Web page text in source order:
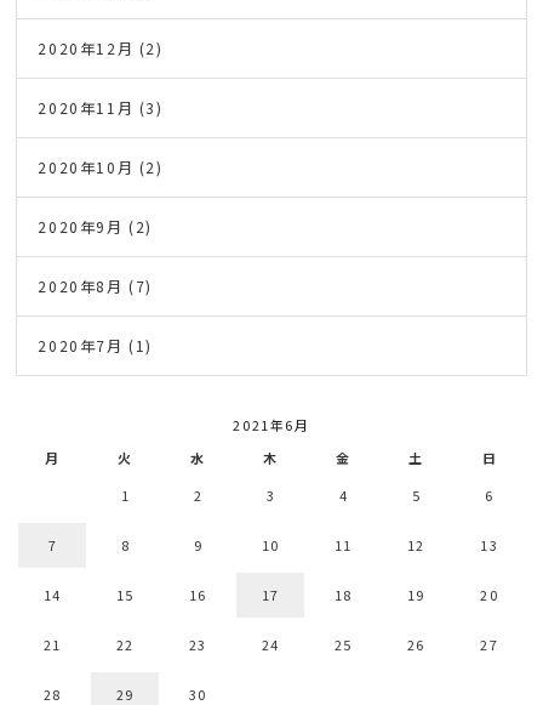
2020年12月 (2)
2020年11月 (3)
2020年10月 (2)
2020年9月 (2)
2020年8月 (7)
2020年7月 (1)
2021年6月
月
火 水 木 金 土
日
1
2 3 4 5 6
7 8 9 10 11 12 13
14 15 16 17 18 19 20
21 22 23 24 25 26 27
28 29 30